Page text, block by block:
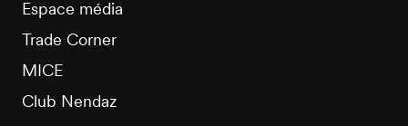
Espace média
Trade Corner
MICE
Club Nendaz